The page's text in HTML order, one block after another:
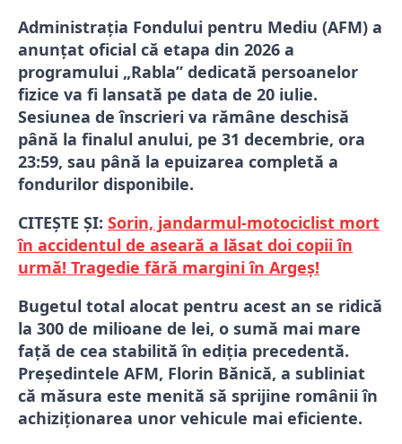
Administrația Fondului pentru Mediu (AFM) a
anunțat oficial că etapa din 2026 a
programului „Rabla” dedicată persoanelor
fizice va fi lansată pe data de 20 iulie.
Sesiunea de înscrieri va rămâne deschisă
până la finalul anului, pe 31 decembrie, ora
23:59, sau până la epuizarea completă a
fondurilor disponibile.
CITEȘTE ȘI: Sorin, jandarmul-motociclist mort
în accidentul de aseară a lăsat doi copii în
urmă! Tragedie fără margini în Argeș!
Bugetul total alocat pentru acest an se ridică
la 300 de milioane de lei, o sumă mai mare
față de cea stabilită în ediția precedentă.
Președintele AFM, Florin Bănică, a subliniat
că măsura este menită să sprijine românii în
achiziționarea unor vehicule mai eficiente.